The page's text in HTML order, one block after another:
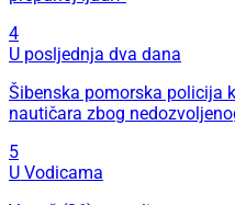
4
U posljednja dva dana
Šibenska pomorska policija
nautičara zbog
5
U Vodicama